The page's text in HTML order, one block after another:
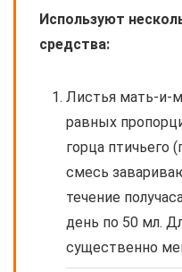
Используют
средства:
Листья мать-и-
равных
горца птичьего
смесь
течение
день по 50 мл.
существенно